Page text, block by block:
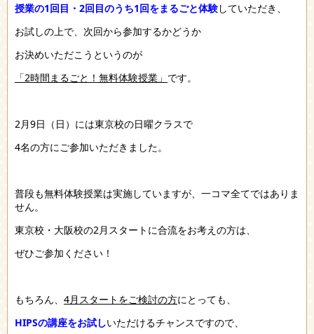
授業の1回目・2回目のうち1回をまるごと体験していただき、
お試しの上で、次回から参加するかどうか
お決めいただこうというのが
「2時間まるごと！無料体験授業」 です。
2月9日（日）には東京校の日曜クラスで
4名の方にご参加いただきました。
普段も無料体験授業は実施していますが、一コマ全てではありま
せん。
東京校・大阪校の2月スタートに合流をお考えの方は、
ぜひご参加ください！
もちろん、 4月スタートをご検討の方にとっても、
HIPSの講座をお試しいただけるチャンスですので、